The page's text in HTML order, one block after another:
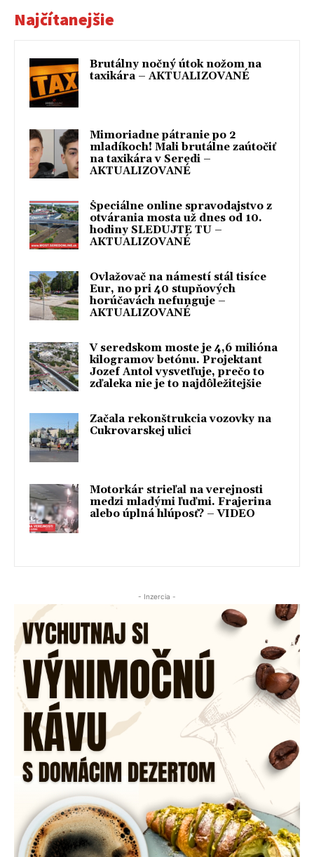
Najčítanejšie
Brutálny nočný útok nožom na
taxikára – AKTUALIZOVANÉ
Mimoriadne pátranie po 2
mladíkoch! Mali brutálne zaútočiť
na taxikára v Seredi –
AKTUALIZOVANÉ
Špeciálne online spravodajstvo z
otvárania mosta už dnes od 10.
hodiny SLEDUJTE TU –
AKTUALIZOVANÉ
Ovlažovač na námestí stál tisíce
Eur, no pri 40 stupňových
horúčavách nefunguje –
AKTUALIZOVANÉ
V seredskom moste je 4,6 milióna
kilogramov betónu. Projektant
Jozef Antol vysvetľuje, prečo to
zďaleka nie je to najdôležitejšie
Začala rekonštrukcia vozovky na
Cukrovarskej ulici
Motorkár strieľal na verejnosti
medzi mladými ľuďmi. Frajerina
alebo úplná hlúposť? – VIDEO
- Inzercia -